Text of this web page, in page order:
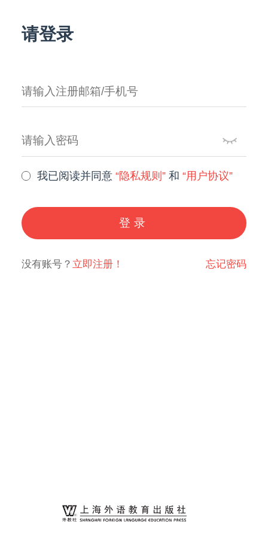
请登录
我已阅读并同意“隐私规则” 和“用户协议”
登录
没有账号？ 立即注册！ 忘记密码